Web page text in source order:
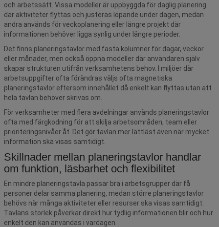
och arbetssätt. Vissa modeller är uppbyggda för daglig planering
där aktiviteter flyttas och justeras löpande under dagen, medan
andra används för veckoplanering eller längre projekt där
informationen behöver ligga synlig under längre perioder.
Det finns planeringstavlor med fasta kolumner för dagar, veckor
eller månader, men också öppna modeller där användaren själv
skapar strukturen utifrån verksamhetens behov. I miljöer där
arbetsuppgifter ofta förändras väljs ofta magnetiska
planeringstavlor eftersom innehållet då enkelt kan flyttas utan att
hela tavlan behöver skrivas om.
För verksamheter med flera avdelningar används planeringstavlor
ofta med färgkodning för att skilja arbetsområden, team eller
prioriteringsnivåer åt. Det gör tavlan mer lättläst även när mycket
information ska visas samtidigt.
Skillnader mellan planeringstavlor handlar
om funktion, läsbarhet och flexibilitet
En mindre planeringstavla passar bra i arbetsgrupper där få
personer delar samma planering, medan större planeringstavlor
behövs när många aktiviteter eller resurser ska visas samtidigt.
Tavlans storlek påverkar direkt hur tydlig informationen blir och hur
enkelt den kan användas i vardagen.